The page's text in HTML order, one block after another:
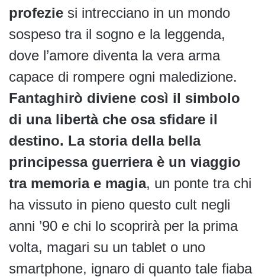
profezie si intrecciano in un mondo
sospeso tra il sogno e la leggenda,
dove l’amore diventa la vera arma
capace di rompere ogni maledizione.
Fantaghirò diviene così il simbolo
di una libertà che osa sfidare il
destino. La storia della bella
principessa guerriera è un viaggio
tra memoria e magia, un ponte tra chi
ha vissuto in pieno questo cult negli
anni ’90 e chi lo scoprirà per la prima
volta, magari su un tablet o uno
smartphone, ignaro di quanto tale fiaba